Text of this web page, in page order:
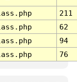
211
62
94
76